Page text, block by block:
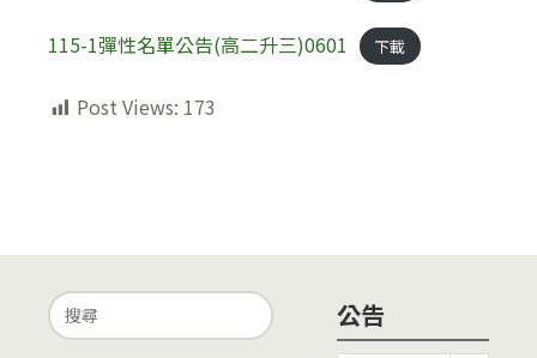
115-1彈性名單公告(高二升三)0601 下載
Post Views: 173
Search
for:
公告